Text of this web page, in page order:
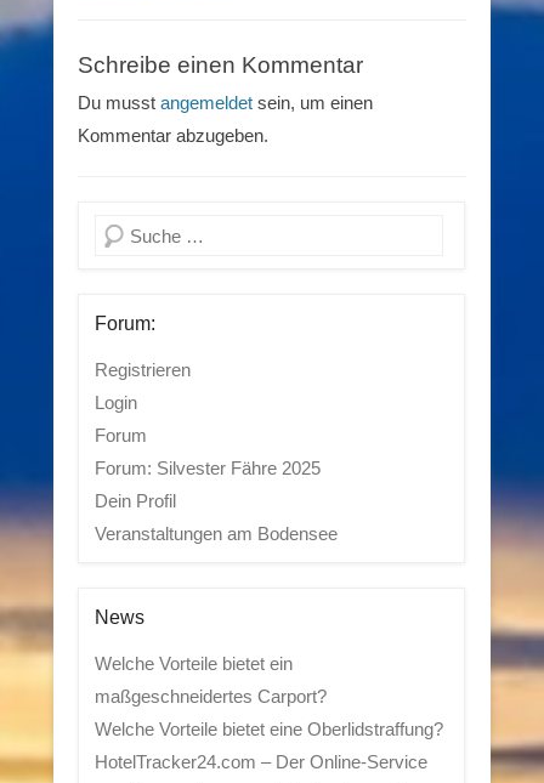
Schreibe einen Kommentar
Du musst angemeldet sein, um einen
Kommentar abzugeben.
Suchen
Forum:
Registrieren
Login
Forum
Forum: Silvester Fähre 2025
Dein Profil
Veranstaltungen am Bodensee
News
Welche Vorteile bietet ein
maßgeschneidertes Carport?
Welche Vorteile bietet eine Oberlidstraffung?
HotelTracker24.com – Der Online-Service